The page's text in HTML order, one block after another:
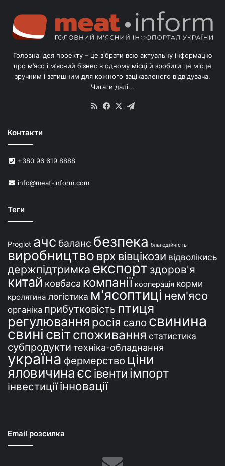
е
й
У
р
ї
Головна ідея проекту – це зібрати всю актуальну інформацію
про м’ясо і м’ясний бізнес в одному місці й зробити це місце
зручним і затишним для кожного зацікавленого відвідувача.
Читати далі...
RSS Facebook
X
Контакти
+380 96 619 8888
info@meat-inform.com
Теги
Proglot ачс баланс безпека благодійність
виробництво врх вівцікози відволікись
держпідтримка експорт здоров'я
китай ковбаса компанії кооперація корми
кролятина логістика м'ясоптиці нем'ясо
органіка прибутковість птиця
регулювання росія сало свинина
свині світспоживання статистика
субпродукти техніка-обладнання
україна фермерство ціни
яловичинаєс івенти імпорт
інвестиції інновації
Email розсилка